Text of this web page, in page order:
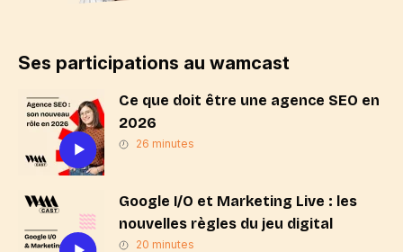
Ses participations au wamcast
Ce que doit être une agence SEO en
2026
26 minutes
Google I/O et Marketing Live : les
nouvelles règles du jeu digital
20 minutes